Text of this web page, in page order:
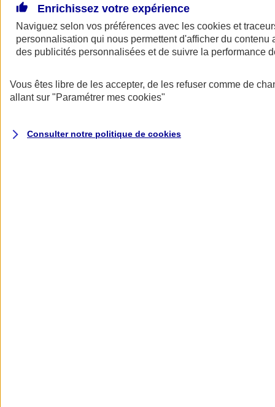
AXA Assurance
Enrichissez votre expérience
Naviguez selon vos préférences avec les cookies et
personnalisation qui nous permettent d'afficher du contenu
des publicités personnalisées et de suivre la performance
Vous êtes libre de les accepter, de les refuser comme de
allant sur "Paramétrer mes cookies"
Consulter notre politique de cookies